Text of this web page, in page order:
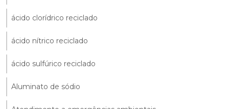
ácido clorídrico reciclado
ácido nítrico reciclado
ácido sulfúrico reciclado
Aluminato de sódio